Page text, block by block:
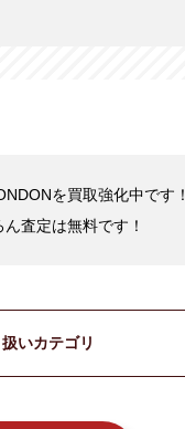
を買取強化中です！
査定は無料です！
いカテゴリ